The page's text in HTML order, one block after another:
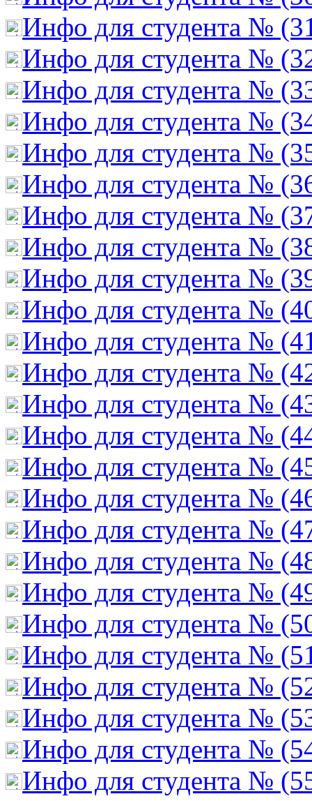
Инфо для студента №
Инфо для студента №
Инфо для студента №
Инфо для студента №
Инфо для студента №
Инфо для студента №
Инфо для студента №
Инфо для студента №
Инфо для студента №
Инфо для студента №
Инфо для студента №
Инфо для студента №
Инфо для студента №
Инфо для студента №
Инфо для студента №
Инфо для студента №
Инфо для студента №
Инфо для студента №
Инфо для студента №
Инфо для студента №
Инфо для студента №
Инфо для студента №
Инфо для студента №
Инфо для студента №
Инфо для студента №